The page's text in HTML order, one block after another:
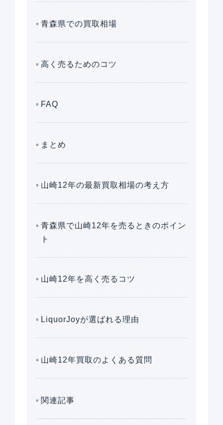
青森県での買取相場
高く売るためのコツ
FAQ
まとめ
山崎12年の最新買取相場の考え方
青森県で山崎12年を売るときのポイン
ト
山崎12年を高く売るコツ
LiquorJoyが選ばれる理由
山崎12年買取のよくある質問
関連記事